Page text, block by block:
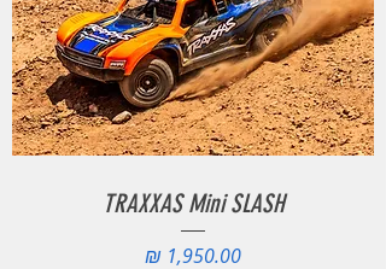
TRAXXAS Mini SLASH
מחיר